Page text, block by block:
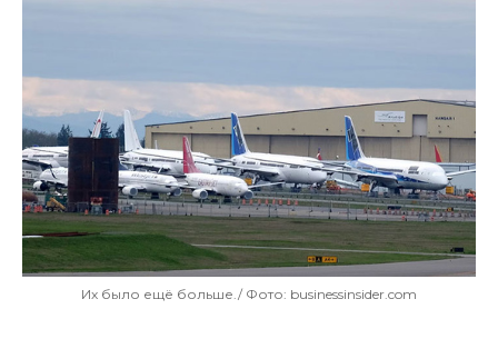
Их было ещё больше./ Фото: businessinsider.com